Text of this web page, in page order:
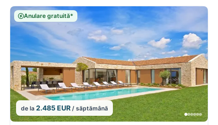
Anulare gratuită*
de la 2.485 EUR / săptămână